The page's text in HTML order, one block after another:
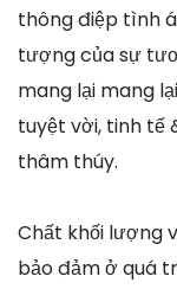
thông điệp tình
tượng của sự
mang lại mang
tuyệt vời, tinh tế
thâm thúy.
Chất khối lượng
bảo đảm ở quá